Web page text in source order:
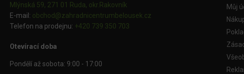
Mlýnská 59, 271 01 Ruda, okr.Rakovník
E-mail: obchod@zahradnicentrumbelousek.cz
Telefon na prodejnu: +420 739 350 703
Otevírací doba
Pondělí až sobota: 9:00 - 17:00
Můj